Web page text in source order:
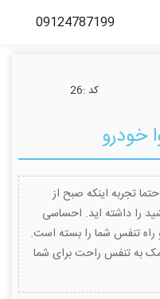
كد :26
خودرو
تجربه اینکه صبح از
را داشته اید. احساسی
راه تنفس شما را بسته است.
به تنفس راحت برای شما